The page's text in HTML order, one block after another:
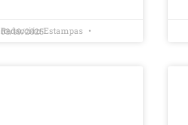
Redacción Estampas
03/19/2025